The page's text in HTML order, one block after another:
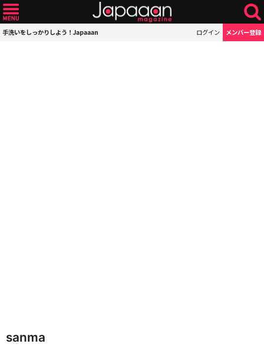
手洗いをしっかりしよう！Japaaan ログイン メンバー登録
sanma